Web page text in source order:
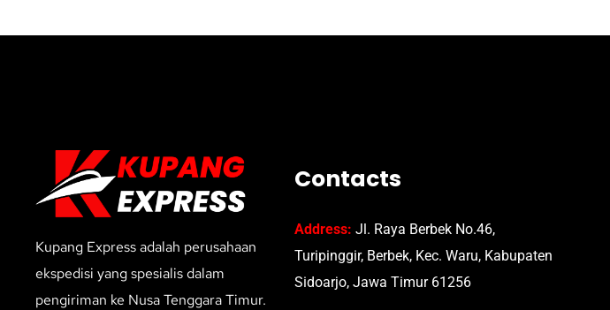
Kupang Express adalah perusahaan
ekspedisi yang spesialis dalam
pengiriman ke Nusa Tenggara Timur.
Contacts
Address: Jl. Raya Berbek No.46,
Turipinggir, Berbek, Kec. Waru, Kabupaten
Sidoarjo, Jawa Timur 61256